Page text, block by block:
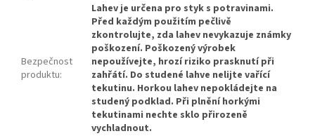
Bezpečnost
produktu:
Lahev je určena pro styk s potravinami.
Před každým použitím pečlivě
zkontrolujte, zda lahev nevykazuje známky
poškození. Poškozený výrobek
nepoužívejte, hrozí riziko prasknutí při
zahřátí. Do studené lahve nelijte vařící
tekutinu. Horkou lahev nepokládejte na
studený podklad. Při plnění horkými
tekutinami nechte sklo přirozeně
vychladnout.